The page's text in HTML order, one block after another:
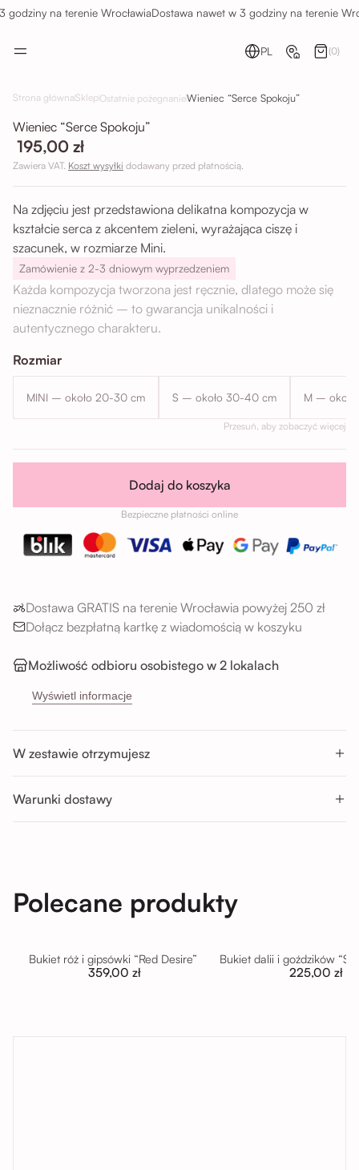
na terenie WrocławiaDostawa nawet w 3 godziny na terenie
PL (0)
Strona główna Sklep Ostatnie pożegnanieWieniec “Serce Spokoju”
Wieniec “Serce Spokoju”
195,00 zł
Zawiera VAT. Koszt wysyłki dodawany przed płatnością.
Na zdjęciu jest przedstawiona delikatna kompozycja w
kształcie serca z akcentem zieleni, wyrażająca ciszę i
szacunek, w rozmiarze Mini.
Zamówienie z 2-3 dniowym wyprzedzeniem
Każda kompozycja tworzona jest ręcznie, dlatego może się
nieznacznie różnić – to gwarancja unikalności i
autentycznego charakteru.
Rozmiar
MINI – około 20-30 cm S – około 30-40 cm M –
Przesuń, aby zobaczyć więcej
Dodaj do koszyka
Bezpieczne płatności online
Dostawa GRATIS na terenie Wrocławia powyżej 250 zł
Dołącz bezpłatną kartkę z wiadomością w koszyku
Możliwość odbioru osobistego w 2 lokalach
Sikorskiego 5H, 53-659 Wrocław
Godziny odbioru:
Pon-Sob : 11:00 - 14:00; 14:00 - 17:00; 17:00 - 20:00
Nd : 11:00 - 14:00; 14:00 - 17:00
Wyświetl informacje
W zestawie otrzymujesz
Warunki dostawy
Polecane produkty
Bukiet róż i gipsówki “Red Desire”
359,00 zł
Bukiet dalii i goździków
225,00 zł